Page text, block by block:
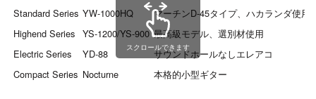
Standard Series YW-1000HQ
マーチンD-45タイプ、ハカランダ使用
Highend Series YS-1200/YS-900 最高級モデル、選別材使用
Electric Series
YD-88
サウンドホールなしエレアコ
Compact Series Nocturne 本格的小型ギター
スクロールできます